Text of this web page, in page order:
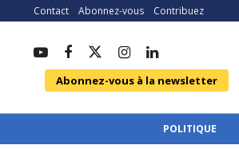
Contact Abonnez-vous Contribuez
Abonnez-vous à la newsletter
POLITIQUE